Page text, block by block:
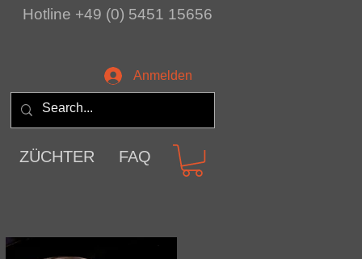
Hotline +49 (0) 5451 15656
Anmelden
ZÜCHTER FAQ